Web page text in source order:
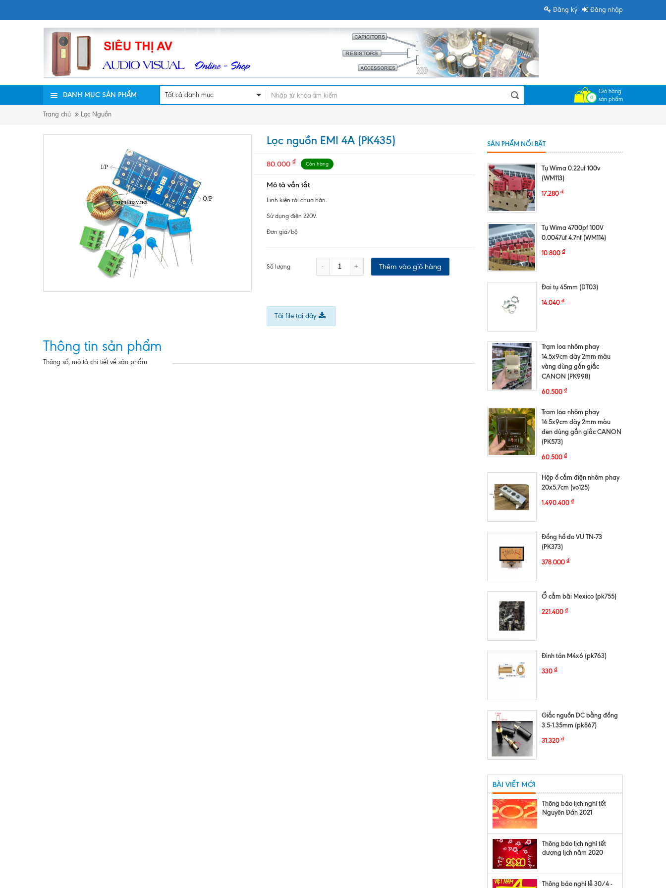
Đăng ký Đăng nhập
DANH MỤC SẢN PHẨM
Giỏ hàng
sản phẩm
0
Trang chủ Lọc Nguồn
Lọc nguồn EMI 4A (PK435)
80.000 ₫ Còn hàng
Mô tả vắn tắt
Linh kiện rời chưa hàn.
Sử dụng điện 220V.
Đơn giá/bộ
Số lượng - + Thêm vào giỏ hàng
Tải file tại đây
Thông tin sản phẩm
Thông số, mô tả chi tiết về sản phẩm
SẢN PHẨM NỔI BẬT
Tụ Wima 0.22uf 100v
(WM113)
17.280₫
Tụ Wima 4700pf 100V
0.0047uf 4.7nf (WM114)
10.800₫
Đai tụ 45mm (DT03)
14.040₫
Trạm loa nhôm phay
14.5x9cm dày 2mm màu
vàng dùng gắn giắc
CANON (PK998)
60.500₫
Trạm loa nhôm phay
14.5x9cm dày 2mm màu
đen dùng gắn giắc CANON
(PK573)
60.500₫
Hộp ổ cắm điện nhôm phay
20x5.7cm (vo125)
1.490.400₫
Đồng hồ đo VU TN-73
(PK373)
378.000₫
Ổ cắm bãi Mexico (pk755)
221.400₫
Đinh tán M4x6 (pk763)
330₫
Giắc nguồn DC bằng đồng
3.5-1.35mm (pk867)
31.320₫
BÀI VIẾT MỚI
Thông báo lịch nghỉ tết
Nguyên Đán 2021
Thông báo lịch nghỉ tết
dương lịch năm 2020
Thông báo nghỉ lễ 30/4 -